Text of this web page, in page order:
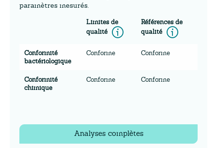
paramètres mesurés.
Limites de
qualité
Information
Références de
qualité
Conformité
bactériologique
Conforme Conforme
Conformité
chimique
Conforme Conforme
Analyses complètes